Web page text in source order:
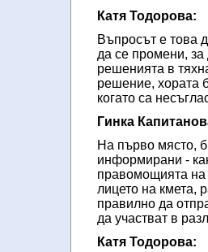
Катя Тодорова:
Въпросът е това
да се промени, за
решенията в
решение, хората
когато са
Гинка
На първо място,
информирани -
правомощията на
лицето на кмета,
правилно да
да участват в
Катя Тодорова: